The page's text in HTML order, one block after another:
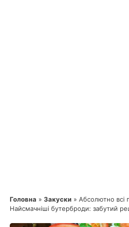
Головна » Закуски » Абсолютно всі
Найсмачніші бутерброди: забутий